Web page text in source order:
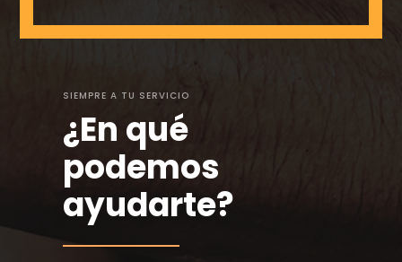
SIEMPRE A TU SERVICIO
¿En qué
podemos
ayudarte?